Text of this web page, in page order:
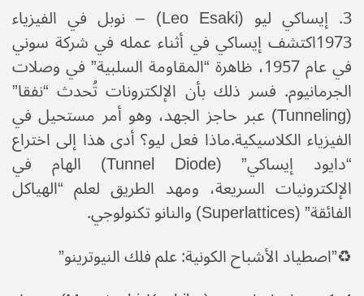
​3. إيساكي ليو (Leo Esaki) – نوبل في الفيزياء
1973اكتشف إيساكي في أثناء عمله في شركة سوني
في عام 1957، ظاهرة “المقاومة السلبية” في وصلات
الجرمانيوم. فسر ذلك بأن الإلكترونات تُحدث “نفقا”
(Tunneling) عبر حاجز الجهد، وهو أمر مستحيل في
الفيزياء الكلاسيكية.​ماذا فعل ليو؟ أدى هذا إلى اختراع
“دايود إيساكي” (Tunnel Diode) الهام في
الإلكترونيات السريعة، ومهد الطريق لعلم “الهياكل
الفائقة” (Superlattices) والنانو تكنولوجي.
♻️​”اصطياد الأشباح الكونية: علم فلك النيوترينو”